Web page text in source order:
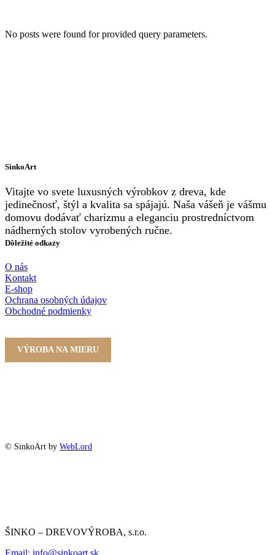
No posts were found for provided query parameters.
SinkoArt
Vitajte vo svete luxusných výrobkov z dreva, kde
jedinečnosť, štýl a kvalita sa spájajú. Naša vášeň je vášmu
domovu dodávať charizmu a eleganciu prostredníctvom
nádherných stolov vyrobených ručne.
Dôležité odkazy
O nás
Kontakt
E-shop
Ochrana osobných údajov
Obchodné podmienky
VÝROBA NA MIERU
© SinkoArt by WebLord
ŠINKO – DREVOVÝROBA, s.r.o.